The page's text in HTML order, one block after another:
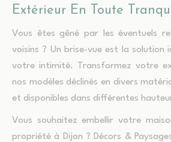
Extérieur En Toute
Vous êtes gêné par les éventuels
voisins ? Un brise-vue est la solution
votre intimité. Transformez votre
nos modèles déclinés en divers
et disponibles dans différentes
Vous souhaitez embellir votre
propriété à Dijon ? Décors &